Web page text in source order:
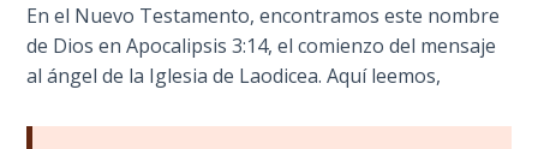
Judges
Ruth:
En el Nuevo Testamento, encontramos este nombre
de Dios en Apocalipsis 3:14, el comienzo del mensaje
al ángel de la Iglesia de Laodicea. Aquí leemos,